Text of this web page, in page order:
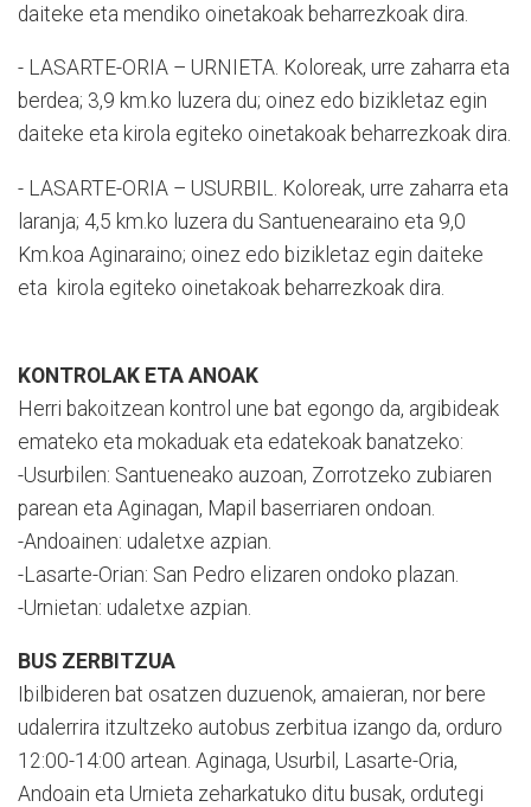
daiteke eta mendiko oinetakoak beharrezkoak dira.
- LASARTE-ORIA – URNIETA. Koloreak, urre zaharra eta
berdea; 3,9 km.ko luzera du; oinez edo bizikletaz egin
daiteke eta kirola egiteko oinetakoak beharrezkoak dira.
- LASARTE-ORIA – USURBIL. Koloreak, urre zaharra eta
laranja; 4,5 km.ko luzera du Santuenearaino eta 9,0
Km.koa Aginaraino; oinez edo bizikletaz egin daiteke
eta kirola egiteko oinetakoak beharrezkoak dira.
KONTROLAK ETA ANOAK
Herri bakoitzean kontrol une bat egongo da, argibideak
emateko eta mokaduak eta edatekoak banatzeko:
-Usurbilen: Santueneako auzoan, Zorrotzeko zubiaren
parean eta Aginagan, Mapil baserriaren ondoan.
-Andoainen: udaletxe azpian.
-Lasarte-Orian: San Pedro elizaren ondoko plazan.
-Urnietan: udaletxe azpian.
BUS ZERBITZUA
Ibilbideren bat osatzen duzuenok, amaieran, nor bere
udalerrira itzultzeko autobus zerbitua izango da, orduro
12:00-14:00 artean. Aginaga, Usurbil, Lasarte-Oria,
Andoain eta Urnieta zeharkatuko ditu busak, ordutegi